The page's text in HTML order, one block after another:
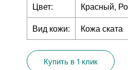
Цвет:
Красный,
Вид кожи:
Кожа ската
Купить в 1 клик